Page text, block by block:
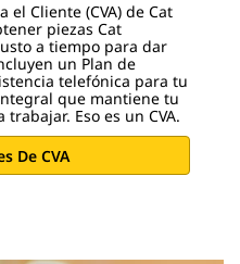
el Cliente (CVA) de Cat
piezas Cat
a tiempo para dar
un Plan de
telefónica para tu
que mantiene tu
Eso es un CVA.
De CVA